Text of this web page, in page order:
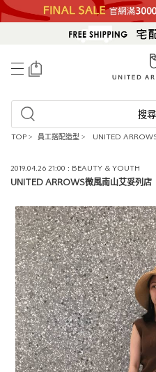
搜
TOP > 員工搭配造型 > UNITED
2019.04.26 21:00 : BEAUTY & YOUTH
UNITED ARROWS微風南山艾妥列店